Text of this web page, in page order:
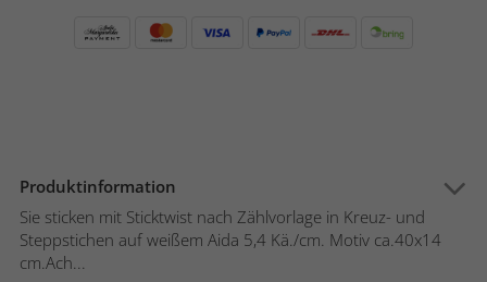
Produktinformation
Sie sticken mit Sticktwist nach Zählvorlage in Kreuz- und
Steppstichen auf weißem Aida 5,4 Kä./cm. Motiv ca.40x14
cm.Ach...